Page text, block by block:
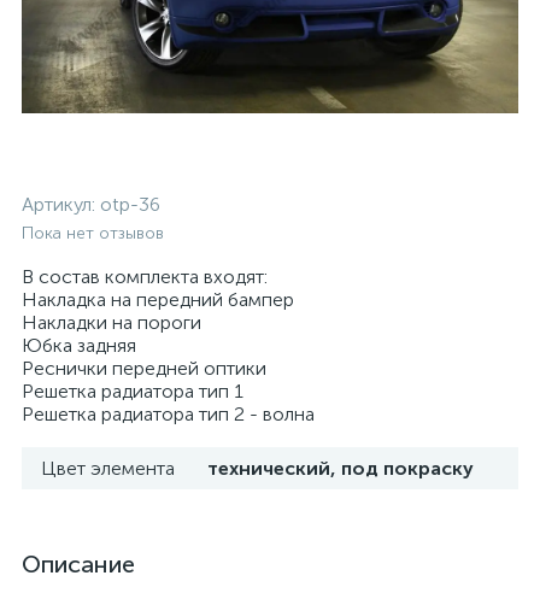
Артикул: otp-36
Пока нет отзывов
В состав комплекта входят:
Накладка на передний бампер
Накладки на пороги
Юбка задняя
Реснички передней оптики
Решетка радиатора тип 1
Решетка радиатора тип 2 - волна
Цвет элемента технический, под покраску
Описание